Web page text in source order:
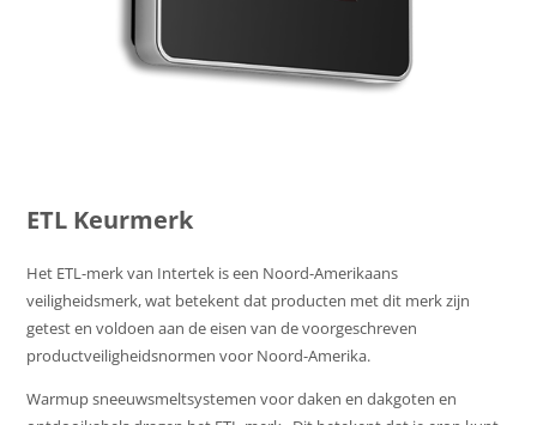
ETL Keurmerk
Het ETL-merk van Intertek is een Noord-Amerikaans
veiligheidsmerk, wat betekent dat producten met dit merk zijn
getest en voldoen aan de eisen van de voorgeschreven
productveiligheidsnormen voor Noord-Amerika.
Warmup sneeuwsmeltsystemen voor daken en dakgoten en